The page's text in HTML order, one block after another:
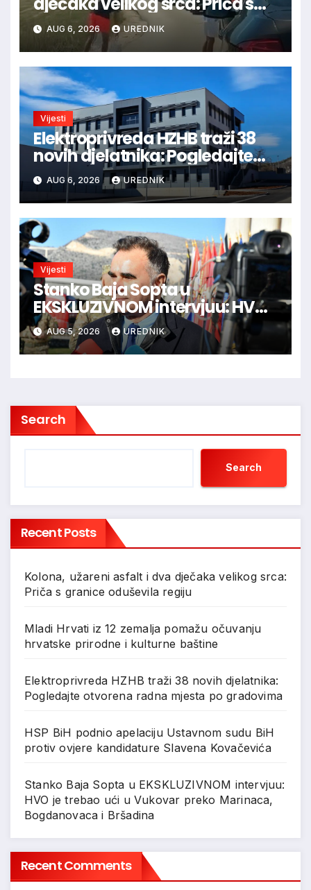
granice oduševila regiju
AUG 6, 2026 UREDNIK
Vijesti
Elektroprivreda HZHB traži 38
novih djelatnika: Pogledajte
otvorena radna mjesta po
gradovima
AUG 6, 2026 UREDNIK
Vijesti
Stanko Baja Sopta u
EKSKLUZIVNOM intervjuu: HVO
je trebao ući u Vukovar preko
Marinaca, Bogdanovaca i
Bršadina
AUG 5, 2026 UREDNIK
Search
Search
Recent Posts
Kolona, užareni asfalt i dva dječaka velikog srca:
Priča s granice oduševila regiju
Mladi Hrvati iz 12 zemalja pomažu očuvanju
hrvatske prirodne i kulturne baštine
Elektroprivreda HZHB traži 38 novih djelatnika:
Pogledajte otvorena radna mjesta po gradovima
HSP BiH podnio apelaciju Ustavnom sudu BiH
protiv ovjere kandidature Slavena Kovačevića
Stanko Baja Sopta u EKSKLUZIVNOM intervjuu:
HVO je trebao ući u Vukovar preko Marinaca,
Bogdanovaca i Bršadina
Recent Comments